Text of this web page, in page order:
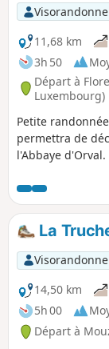
11,68 km
3h 50
Départ à
Luxembourg)
Petite
permettra de
l'Abbaye d'Orval.
La
14,50 km
5h 00
Départ à